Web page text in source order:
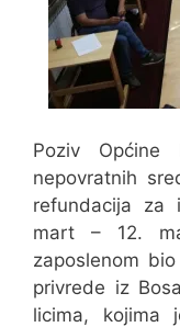
Poziv Općine
nepovratnih
refundacija za
mart – 12.
zaposlenom
privrede iz
licima, kojima